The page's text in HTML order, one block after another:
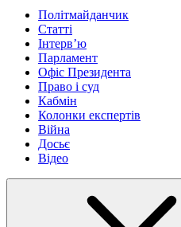
Політмайданчик
Статті
Інтервʼю
Парламент
Офіс Президента
Право і суд
Кабмін
Колонки експертів
Війна
Досьє
Відео